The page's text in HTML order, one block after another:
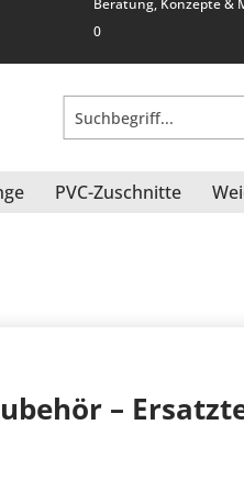
Beratung, Konzepte &
0
PVC-Zuschnitte
–